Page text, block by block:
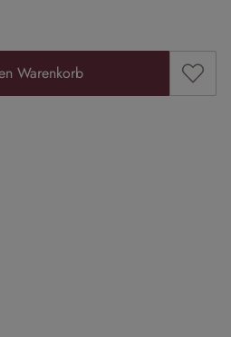
gewünschten Wert
Warenkorb Zum